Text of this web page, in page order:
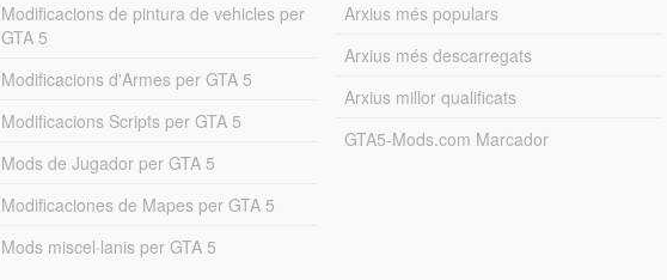
Modificacions de pintura de vehicles per
GTA 5
Modificacions d'Armes per GTA 5
Modificacions Scripts per GTA 5
Mods de Jugador per GTA 5
Modificaciones de Mapes per GTA 5
Mods miscel·lanis per GTA 5
Arxius més populars
Arxius més descarregats
Arxius millor qualificats
GTA5-Mods.com Marcador